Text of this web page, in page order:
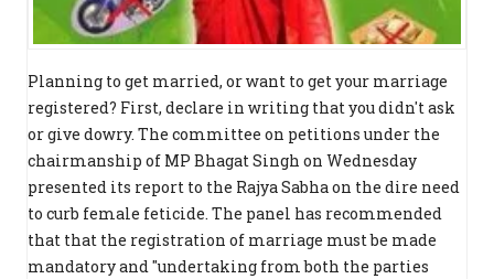
Planning to get married, or want to get your marriage
registered? First, declare in writing that you didn't ask
or give dowry. The committee on petitions under the
chairmanship of MP Bhagat Singh on Wednesday
presented its report to the Rajya Sabha on the dire need
to curb female feticide. The panel has recommended
that that the registration of marriage must be made
mandatory and "undertaking from both the parties